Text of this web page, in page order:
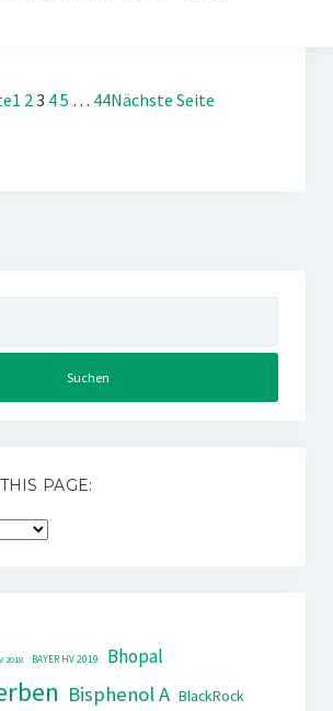
1 23 45 … 44Nächste Seite
PAGE:
2018 BAYER HV 2019 Bhopal
Bisphenol A BlackRock